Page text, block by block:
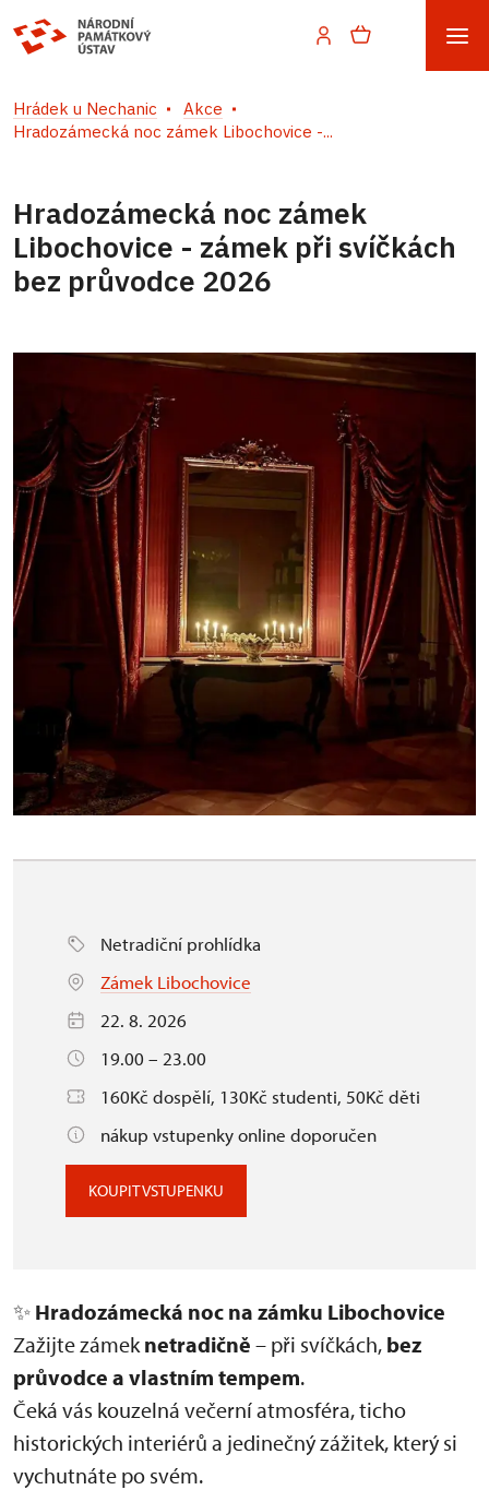
Hrádek u Nechanic
Akce
Hradozámecká noc zámek Libochovice -...
Hradozámecká noc zámek
Libochovice - zámek při svíčkách
bez průvodce 2026
Netradiční prohlídka
Zámek Libochovice
22. 8. 2026
19.00 – 23.00
160Kč dospělí, 130Kč studenti, 50Kč děti
nákup vstupenky online doporučen
KOUPIT VSTUPENKU
✨ Hradozámecká noc na zámku Libochovice
Zažijte zámeknetradičně – při svíčkách, bez
průvodce a vlastním tempem.
Čeká vás kouzelná večerní atmosféra, ticho
historických interiérů a jedinečný zážitek, který si
vychutnáte po svém.